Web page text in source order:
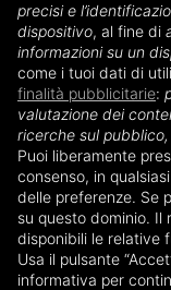
precisi e
dispositivo, al fine di
informazioni su un
come i tuoi dati di
finalità pubblicitarie:
valutazione dei
ricerche sul
Puoi liberamente
consenso, in
delle preferenze. Se
su questo dominio. Il
disponibili le relative
Usa il pulsante
informativa per
I tiralatte Mam
caso di
Assicurano al
materno e a te
brand,
mondo, è una
numerosi
ottenuti nel
disponibili in
elettrico.